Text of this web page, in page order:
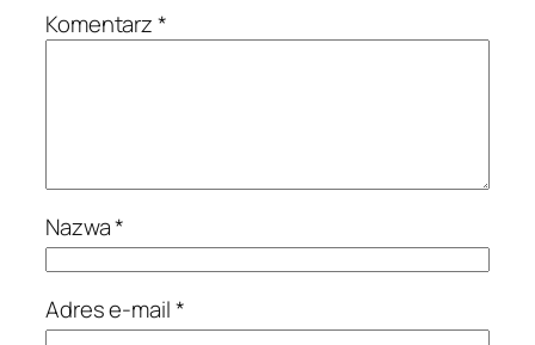
Komentarz*
Nazwa*
Adres e-mail*